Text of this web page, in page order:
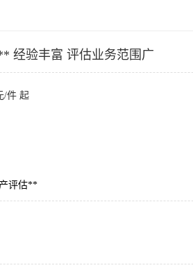
经验丰富 评估业务范围广
/件 起
评估**